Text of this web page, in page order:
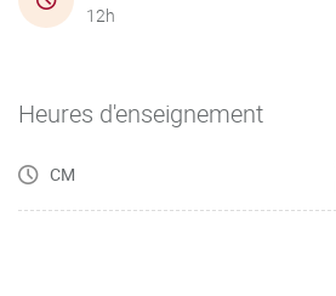
12h
Heures d'enseignement
CM